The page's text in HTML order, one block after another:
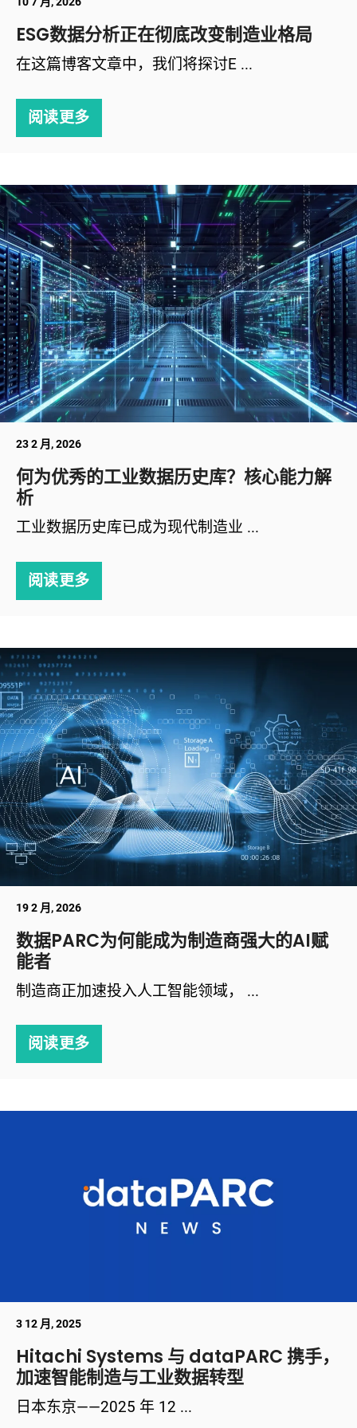
ESG数据分析正在彻底改变制造业格局
在这篇博客文章中，我们将探讨E ...
阅读更多
23 2 月, 2026
何为优秀的工业数据历史库？核心能力解
析
工业数据历史库已成为现代制造业 ...
阅读更多
19 2 月, 2026
数据PARC为何能成为制造商强大的AI赋
能者
制造商正加速投入人工智能领域， ...
阅读更多
3 12 月, 2025
Hitachi Systems 与 dataPARC 携手，
加速智能制造与工业数据转型
日本东京——2025 年 12 ...